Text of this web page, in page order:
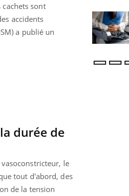
sont
accidents
a publié un
durée de
le
tout d'abord, des
de la tension